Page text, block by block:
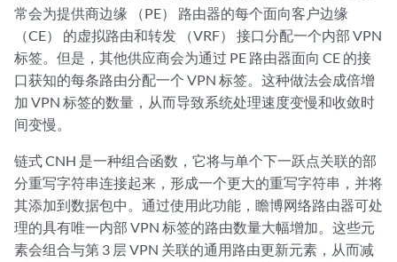
常会为提供商边缘 （PE） 路由器的每个面向客户边缘
（CE） 的虚拟路由和转发 （VRF） 接口分配一个内部 VPN
标签。但是，其他供应商会为通过 PE 路由器面向 CE 的接
口获知的每条路由分配一个 VPN 标签。这种做法会成倍增
加 VPN 标签的数量，从而导致系统处理速度变慢和收敛时
间变慢。
链式 CNH 是一种组合函数，它将与单个下一跃点关联的部
分重写字符串连接起来，形成一个更大的重写字符串，并将
其添加到数据包中。通过使用此功能，瞻博网络路由器可处
理的具有唯一内部 VPN 标签的路由数量大幅增加。这些元
素会组合与第 3 层 VPN 关联的通用路由更新元素，从而减